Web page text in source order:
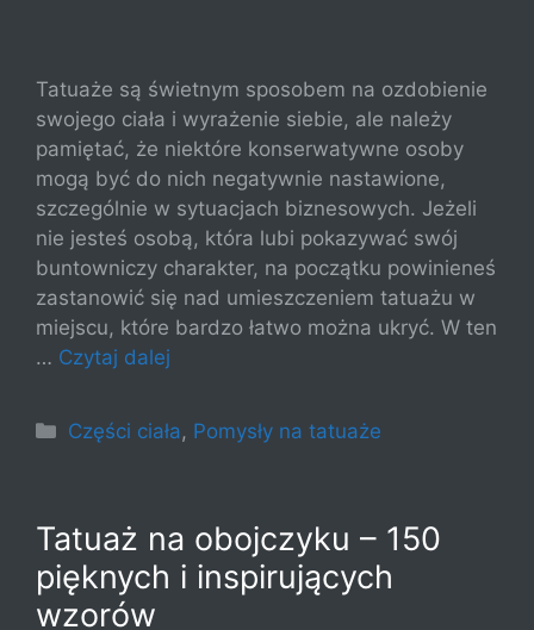
Tatuaże są świetnym sposobem na ozdobienie
swojego ciała i wyrażenie siebie, ale należy
pamiętać, że niektóre konserwatywne osoby
mogą być do nich negatywnie nastawione,
szczególnie w sytuacjach biznesowych. Jeżeli
nie jesteś osobą, która lubi pokazywać swój
buntowniczy charakter, na początku powinieneś
zastanowić się nad umieszczeniem tatuażu w
miejscu, które bardzo łatwo można ukryć. W ten
… Czytaj dalej
Kategorie
Części ciała, Pomysły na tatuaże
Tatuaż na obojczyku – 150
pięknych i inspirujących
wzorów